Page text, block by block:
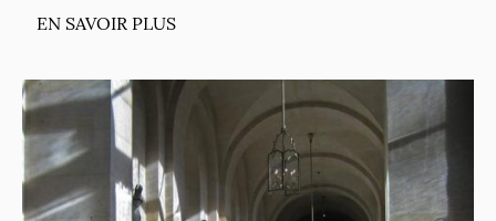
EN SAVOIR PLUS